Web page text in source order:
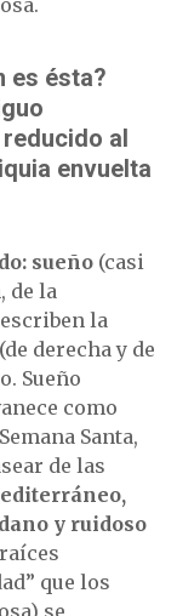
es ésta?
al
envuelta
sueño (casi
de la
la
derecha y de
Sueño
como
Santa,
de las
y ruidoso
que los
se